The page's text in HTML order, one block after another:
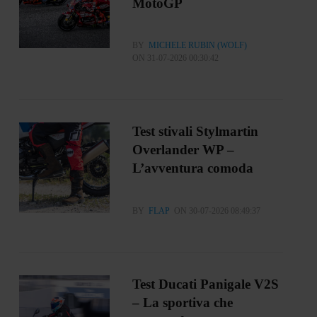
MotoGP
BY
MICHELE RUBIN (WOLF)
ON 31-07-2026 00:30:42
Test stivali Stylmartin
Overlander WP –
L’avventura comoda
BY FLAP ON 30-07-2026 08:49:37
Test Ducati Panigale V2S
– La sportiva che